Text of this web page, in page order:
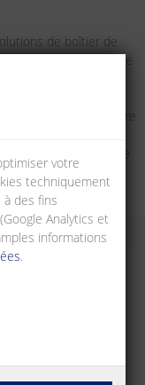
de boîtier de
Qu’il s’agisse de
d’unités
nous
cuivre (RJ45) et fibre
différentes classes
forme de montage
de montage
votre
techniquement
des fins
Analytics et
informations
.